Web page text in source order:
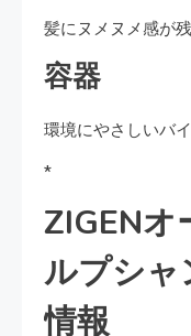
髪にヌメヌメ感が残
容器
環境にやさしいバ
*
ZIGENオ
ルプシャ
情報